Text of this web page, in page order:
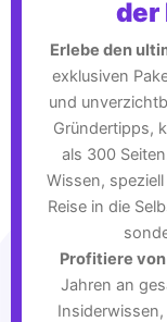
der
Erlebe den
exklusiven
und
Gründertipps,
als 300
Wissen,
Reise in die
Profitiere
Jahren an